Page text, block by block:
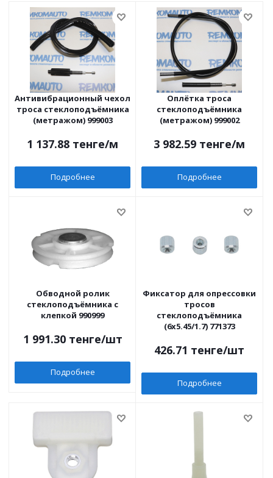
Антивибрационный чехол
троса стеклоподъёмника
(метражом) 999003
1 137.88 тенге/м
Подробнее
Оплётка троса
стеклоподъёмника
(метражом) 999002
3 982.59 тенге/м
Подробнее
Обводной ролик
стеклоподъёмника с
клепкой 990999
1 991.30тенге/шт
Подробнее
Фиксатор для опрессовки
тросов
стеклоподъёмника
(6x5.45/1.7) 771373
426.71 тенге/шт
Подробнее